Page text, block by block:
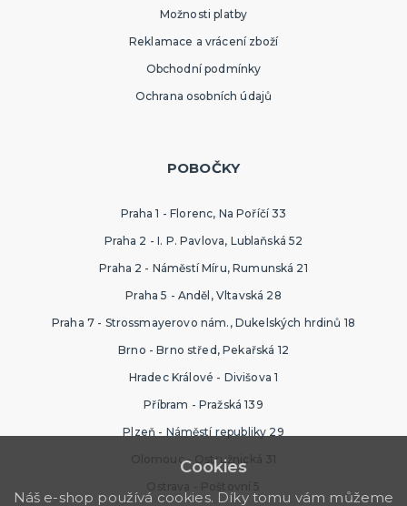
Možnosti platby
Reklamace a vrácení zboží
Obchodní podmínky
Ochrana osobních údajů
POBOČKY
Praha 1 - Florenc, Na Poříčí 33
Praha 2 - I. P. Pavlova, Lublaňská 52
Praha 2 - Náměstí Míru, Rumunská 21
Praha 5 - Anděl, Vltavská 28
Praha 7 - Strossmayerovo nám., Dukelských hrdinů 18
Brno - Brno střed, Pekařská 12
Hradec Králové - Divišova 1
Příbram - Pražská 139
Plzeň - Náměstí republiky 29
Olomouc - Ostružnická 31
Ostrava - Poštovní 5
Cookies
Náš e-shop používá cookies. Díky tomu vám můžeme